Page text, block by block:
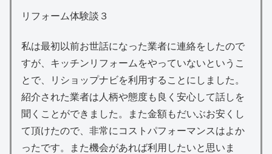
リフォーム体験談３
私は最初以前お世話になった業者に連絡をしたので
すが、キッチンリフォームをやっていないというこ
とで、リショップナビを利用することにしました。
紹介された業者は人柄や態度も良く安心して話しを
聞くことができました。また金額もだいぶお安くし
て頂けたので、非常にコストパフォーマンスはよか
ったです。また機会があれば利用したいと思いま